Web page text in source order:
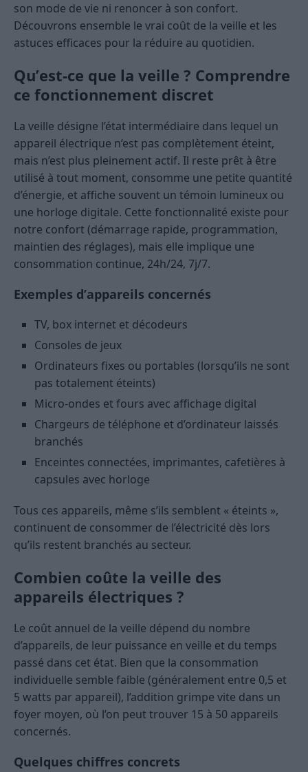
son mode de vie ni renoncer à son confort.
Découvrons ensemble le vrai coût de la veille et les
astuces efficaces pour la réduire au quotidien.
Qu’est-ce que la veille ? Comprendre
ce fonctionnement discret
La veille désigne l’état intermédiaire dans lequel un
appareil électrique n’est pas complètement éteint,
mais n’est plus pleinement actif. Il reste prêt à être
utilisé à tout moment, consomme une petite quantité
d’énergie, et affiche souvent un témoin lumineux ou
une horloge digitale. Cette fonctionnalité existe pour
notre confort (démarrage rapide, programmation,
maintien des réglages), mais elle implique une
consommation continue, 24h/24, 7j/7.
Exemples d’appareils concernés
TV, box internet et décodeurs
Consoles de jeux
Ordinateurs fixes ou portables (lorsqu’ils ne sont
pas totalement éteints)
Micro-ondes et fours avec affichage digital
Chargeurs de téléphone et d’ordinateur laissés
branchés
Enceintes connectées, imprimantes, cafetières à
capsules avec horloge
Tous ces appareils, même s’ils semblent « éteints »,
continuent de consommer de l’électricité dès lors
qu’ils restent branchés au secteur.
Combien coûte la veille des
appareils électriques ?
Le coût annuel de la veille dépend du nombre
d’appareils, de leur puissance en veille et du temps
passé dans cet état. Bien que la consommation
individuelle semble faible (généralement entre 0,5 et
5 watts par appareil), l’addition grimpe vite dans un
foyer moyen, où l’on peut trouver 15 à 50 appareils
concernés.
Quelques chiffres concrets